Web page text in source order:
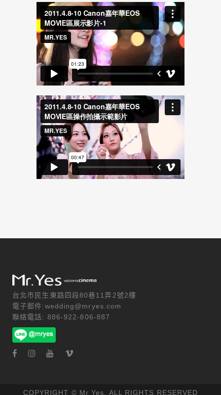
台北市民生東路四段80巷11弄2號2樓
電子郵件:wedding@mryes.com
聯絡電話: 886-922-806-887
COPYRIGHT © Mr Yes. ALL RIGHTS RESERVED